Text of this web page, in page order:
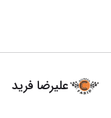
علیرضا فرید